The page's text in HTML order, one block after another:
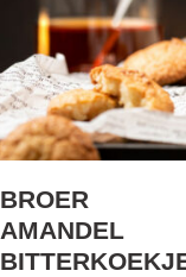
BROER
AMANDEL